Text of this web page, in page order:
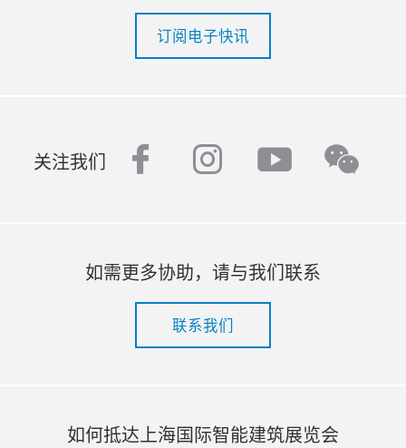
订阅电子快讯
关注我们 facebook
instagram
youtube
如需更多协助，请与我们联系
联系我们
如何抵达上海国际智能建筑展览会